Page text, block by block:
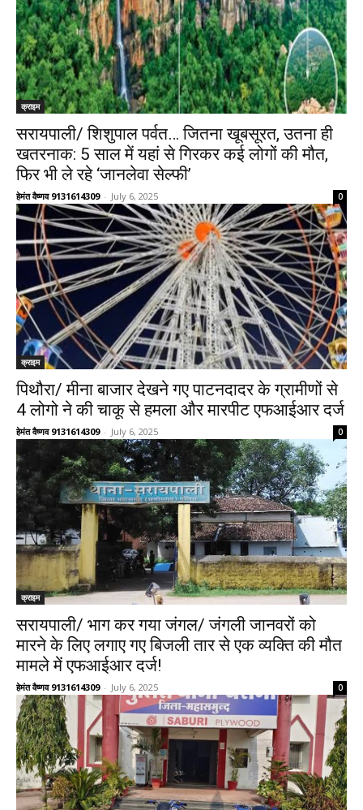
क्राइम
सरायपाली/ शिशुपाल पर्वत… जितना खूबसूरत, उतना ही
खतरनाक: 5 साल में यहां से गिरकर कई लोगों की मौत,
फिर भी ले रहे ‘जानलेवा सेल्फी’
हेमंत वैष्णव 9131614309 - July 6, 2025 0
क्राइम
पिथौरा/ मीना बाजार देखने गए पाटनदादर के ग्रामीणों से
4 लोगो ने की चाकू से हमला और मारपीट एफआईआर दर्ज
हेमंत वैष्णव 9131614309 - July 6, 2025 0
क्राइम
सरायपाली/ भाग कर गया जंगल/ जंगली जानवरों को
मारने के लिए लगाए गए बिजली तार से एक व्यक्ति की मौत
मामले में एफआईआर दर्ज!
हेमंत वैष्णव 9131614309 - July 6, 2025 0